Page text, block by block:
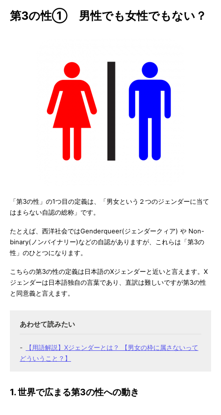
第3の性① 男性でも女性でもない？
「第3の性」の1つ目の定義は、「男女という２つのジェンダーに当て
はまらない自認の総称」です。
たとえば、西洋社会ではGenderqueer(ジェンダークィア) や Non-
binary(ノンバイナリー)などの自認がありますが、これらは「第3の
性」のひとつになります。
こちらの第3の性の定義は日本語のXジェンダーと近いと言えます。X
ジェンダーは日本語独自の言葉であり、直訳は難しいですが第3の性
と同意義と言えます。
【用語解説】Xジェンダーとは？ 【男女の枠に属さないって
どういうこと？】
1. 世界で広まる第3の性への動き